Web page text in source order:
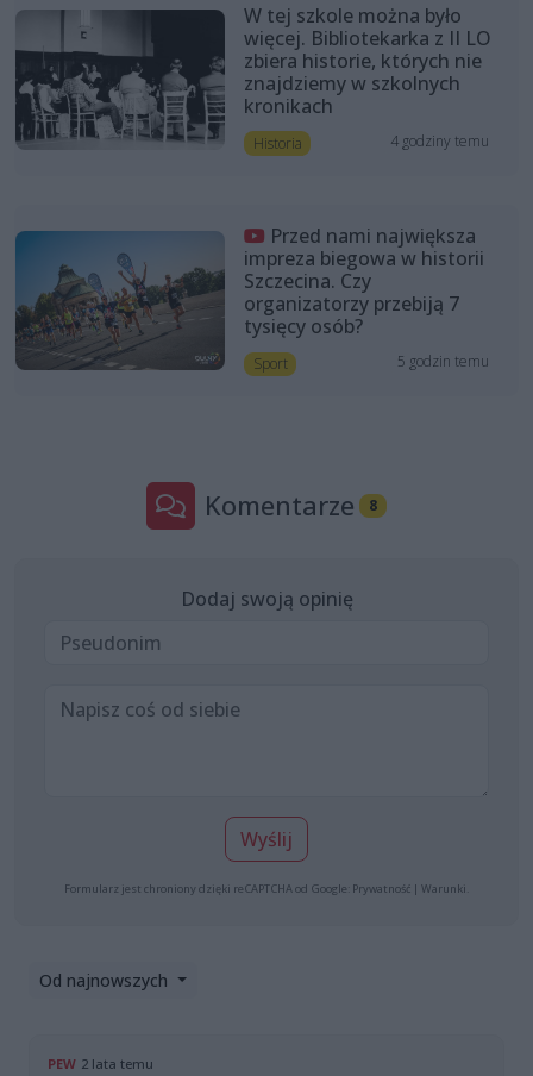
W tej szkole można było
więcej. Bibliotekarka z II LO
zbiera historie, których nie
znajdziemy w szkolnych
kronikach
Historia 4 godziny temu
Przed nami największa
impreza biegowa w historii
Szczecina. Czy
organizatorzy przebiją 7
tysięcy osób?
Sport 5 godzin temu
Komentarze 8
Dodaj swoją opinię
Wyślij
Formularz jest chroniony dzięki reCAPTCHA od Google: Prywatność | Warunki
Od najnowszych
PEW 2 lata temu